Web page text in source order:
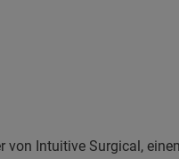
von Intuitive Surgical,